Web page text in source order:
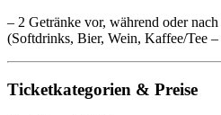
– 2 Getränke vor, während oder
(Softdrinks, Bier, Wein, Kaffee/Tee
Ticketkategorien & Preise